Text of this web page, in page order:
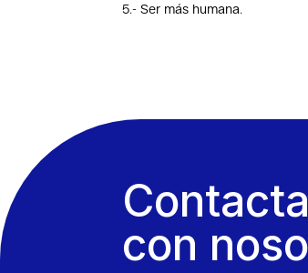
5.- Ser más humana.
Contacta
con